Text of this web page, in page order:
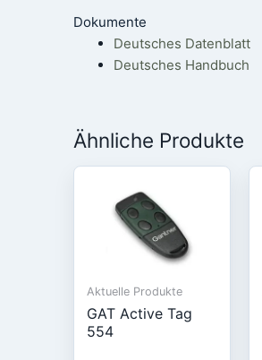
Dokumente
Deutsches Datenblatt
Deutsches Handbuch
Ähnliche Produkte
Aktuelle Produkte
GAT Active Tag
554